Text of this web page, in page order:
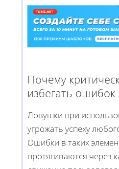
Почему
избегать ошибок
Ловушки при
угрожать успеху
Ошибки в таких
протягиваются через